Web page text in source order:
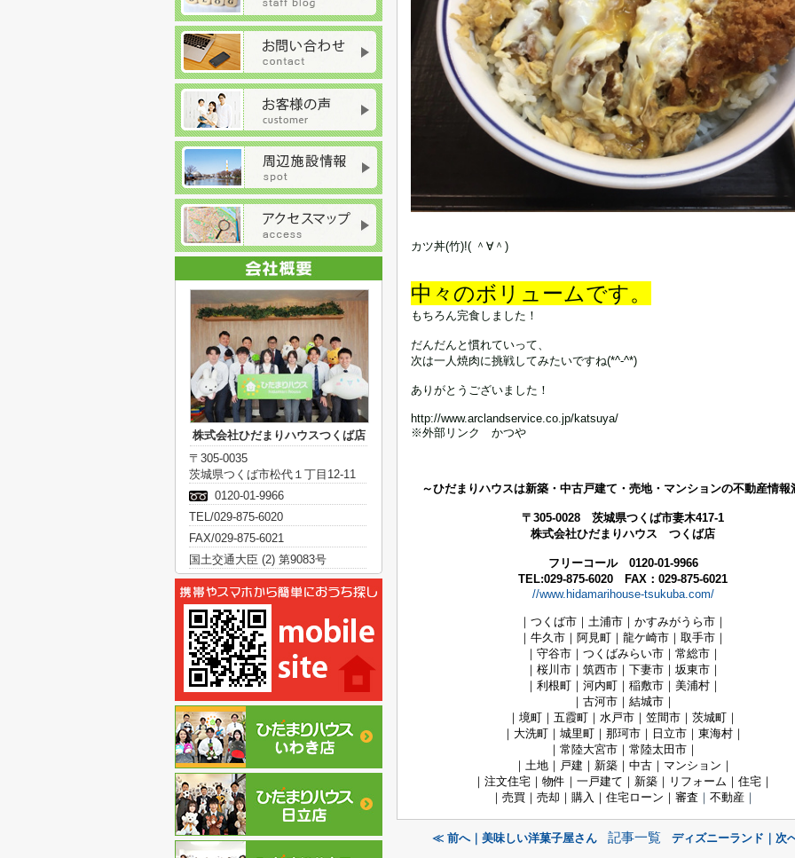
カツ丼(竹)!( ＾∀＾)
中々のボリュームです。
もちろん完食しました！
だんだんと慣れていって、
次は一人焼肉に挑戦してみたいですね(*^-^*)
ありがとうございました！
http://www.arclandservice.co.jp/katsuya/
※外部リンク かつや
～ひだまりハウスは新築・中古戸建て・売地・マンションの不動産情報
〒305-0028 茨城県つくば市妻木417-1
株式会社ひだまりハウス つくば店
フリーコール 0120-01-9966
TEL:029-875-6020 FAX：029-875-6021
//www.hidamarihouse-tsukuba.com/
｜つくば市｜土浦市｜かすみがうら市｜
｜牛久市｜阿見町 ｜龍ケ崎市｜取手市｜
｜守谷市｜つくばみらい市｜常総市｜
｜桜川市｜筑西市｜下妻市｜坂東市｜
｜利根町｜河内町｜稲敷市｜美浦村｜
｜古河市｜結城市｜
｜境町｜五霞町｜水戸市 ｜笠間市｜茨城町 ｜
｜大洗町｜城里町｜那珂市｜日立市｜東海村｜
｜常陸大宮市｜常陸太田市｜
｜土地｜戸建｜新築｜中古｜マンション｜
｜注文住宅｜物件｜一戸建て｜新築｜リフォーム｜住宅｜
｜売買｜売却｜購入｜住宅ローン｜審査 ｜ 不動産｜
≪ 前へ｜美味しい洋菓子屋さん 記事一覧 ディズニーランド｜次
株式会社ひだまりハウスつくば店
〒305-0035
茨城県つくば市松代１丁目12-11
0120-01-9966
TEL/029-875-6020
FAX/029-875-6021
国土交通大臣 (2) 第9083号